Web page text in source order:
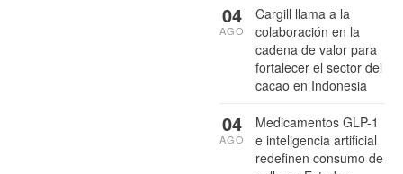
Cargill llama a la
colaboración en la
cadena de valor para
fortalecer el sector del
cacao en Indonesia
04
AGO
Medicamentos GLP-1
e inteligencia artificial
redefinen consumo de
04
AGO